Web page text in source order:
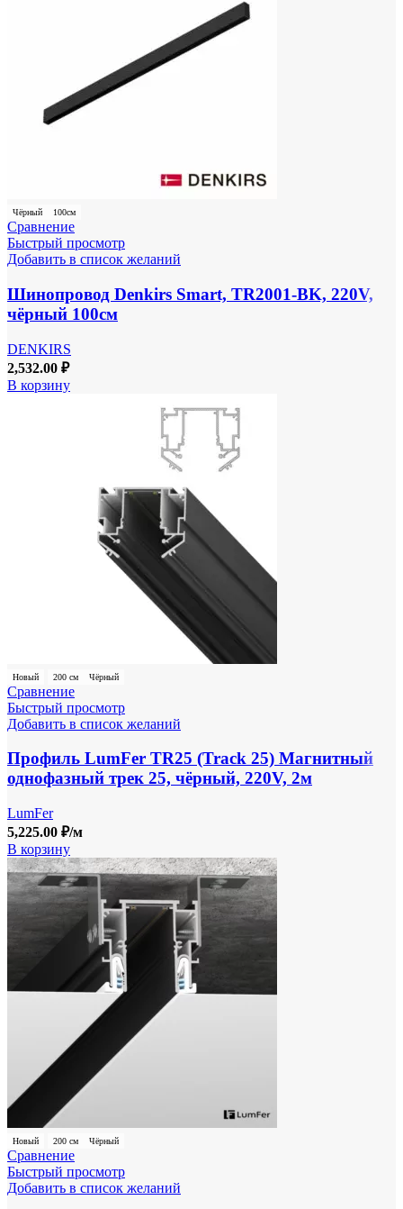
Чёрный 100см
Сравнение
Быстрый просмотр
Добавить в список желаний
Шинопровод Denkirs Smart, TR2001-BK, 220V,
чёрный 100см
DENKIRS
2,532.00 ₽
В корзину
Новый 200 см Чёрный
Сравнение
Быстрый просмотр
Добавить в список желаний
Профиль LumFer TR25 (Track 25) Магнитный
однофазный трек 25, чёрный, 220V, 2м
LumFer
5,225.00 ₽/м
В корзину
Новый 200 см Чёрный
Сравнение
Быстрый просмотр
Добавить в список желаний